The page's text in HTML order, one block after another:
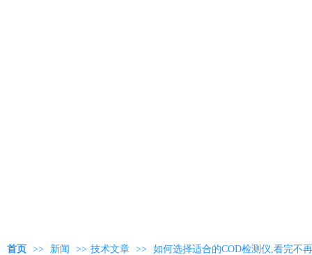
首页 >> 新闻 >> 技术文章 >> 如何选择适合的COD检测仪,看完不